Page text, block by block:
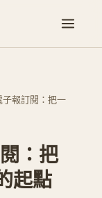
報訂閱：把一
：把
起點